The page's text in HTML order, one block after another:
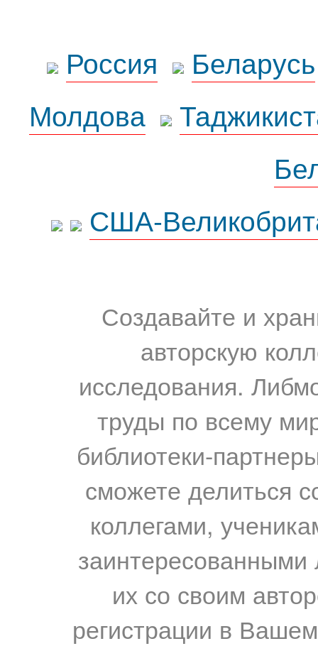
Россия
Беларусь
Молдова
США-
Создавайте и
авторскую
исследования.
труды по всему
библиотеки-
сможете делиться
коллегами,
их со своим
регистрации в